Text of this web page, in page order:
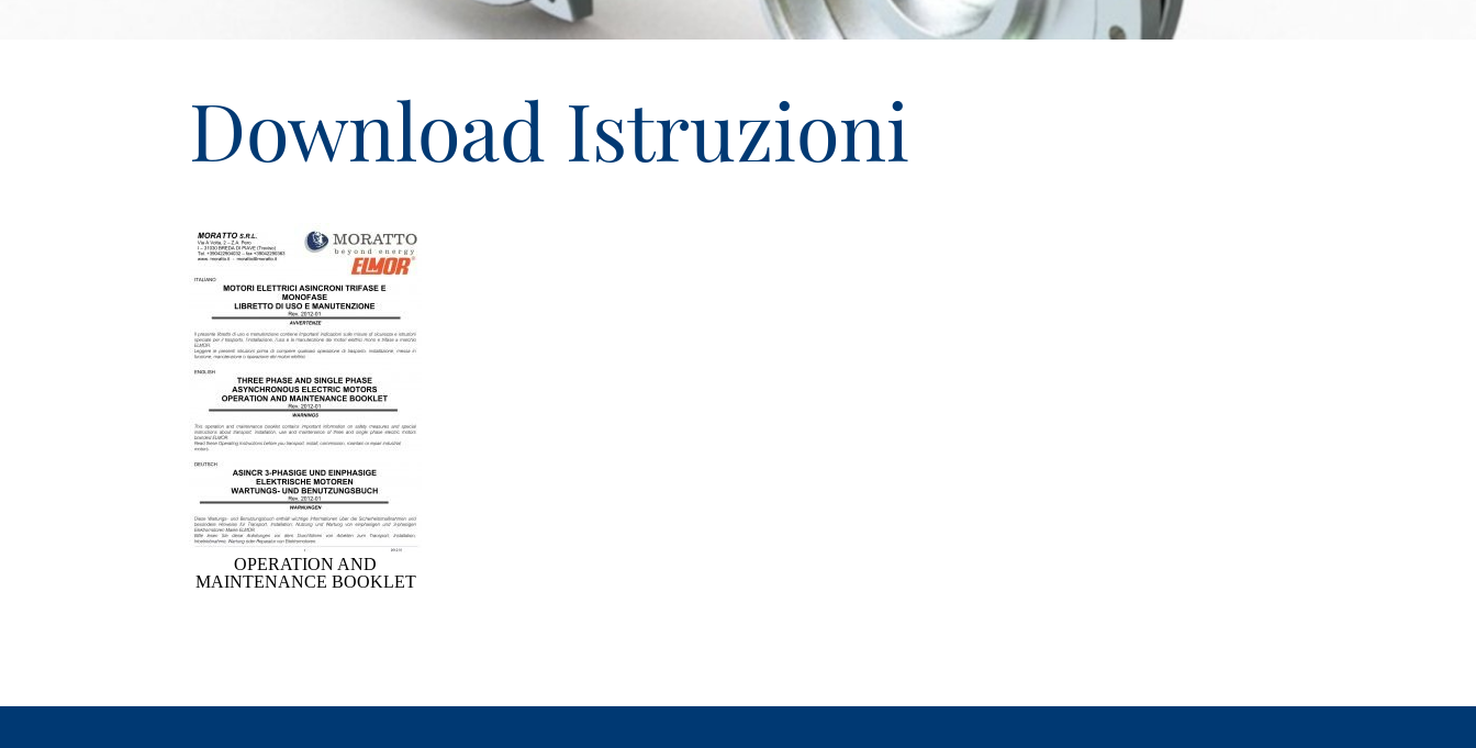
Download Istruzioni
OPERATION AND
MAINTENANCE BOOKLET